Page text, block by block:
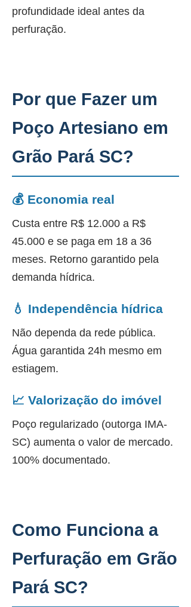
profundidade ideal antes da
perfuração.
Por que Fazer um
Poço Artesiano em
Grão Pará SC?
💰 Economia real
Custa entre R$ 12.000 a R$
45.000 e se paga em 18 a 36
meses. Retorno garantido pela
demanda hídrica.
💧 Independência hídrica
Não dependa da rede pública.
Água garantida 24h mesmo em
estiagem.
📈 Valorização do imóvel
Poço regularizado (outorga IMA-
SC) aumenta o valor de mercado.
100% documentado.
Como Funciona a
Perfuração em Grão
Pará SC?